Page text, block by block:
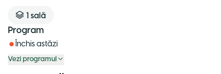
1 sală
Program
Închis astăzi
Vezi programul